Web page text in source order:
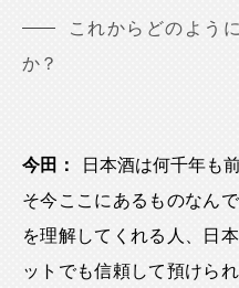
これからどのよう
か？
今田：
日本酒は何千年も
そ今ここにあるものなん
を理解してくれる人、日
ットでも信頼して預けら